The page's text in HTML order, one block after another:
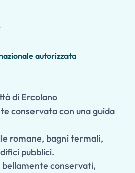
autorizzata
di Ercolano
conservata con una guida
romane, bagni termali,
pubblici.
conservati,